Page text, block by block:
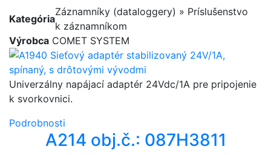
Kategória
Záznamníky (dataloggery) » Príslušenstvo
k záznamníkom
Výrobca COMET SYSTEM
Univerzálny napájací adaptér 24Vdc/1A pre pripojenie
k svorkovnici.
Podrobnosti
A214 obj.č.: 087H3811